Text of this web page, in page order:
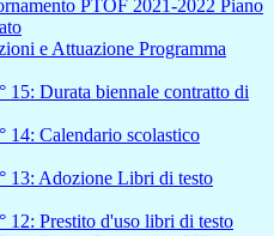
PTOF 2021-2022 Piano
e Attuazione Programma
15: Durata biennale contratto di
14: Calendario scolastico
13: Adozione Libri di testo
12: Prestito d'uso libri di testo